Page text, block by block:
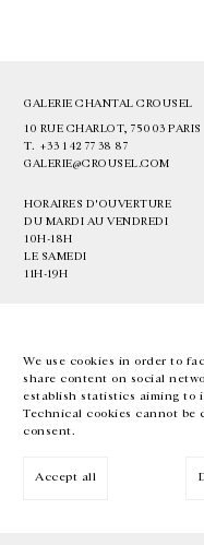
We use cookies in order to
share content on social
establish statistics aiming to
Technical cookies cannot be
consent.
Accept all
GALERIE CHANTAL CROUSEL
10 RUE CHARLOT, 75003 PARIS
T. +33 1 42 77 38 87
GALERIE@CROUSEL.COM
HORAIRES D'OUVERTURE
DU MARDI AU VENDREDI
10H-18H
LE SAMEDI
11H-19H
EN FR 中文 Facebook
Inscrivez-vous à notre newsletter